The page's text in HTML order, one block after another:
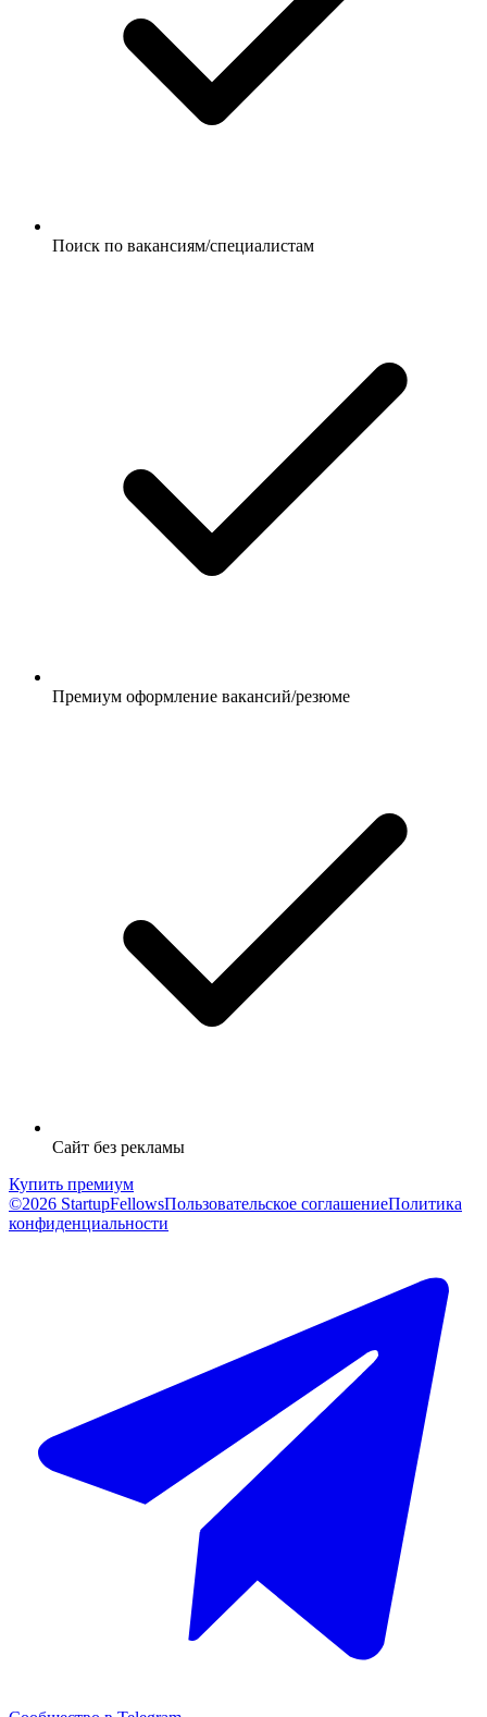
Поиск по вакансиям/специалистам
Премиум оформление вакансий/резюме
Сайт без рекламы
Купить премиум
©2026 StartupFellowsПользовательское соглашениеПолитика
конфиденциальности